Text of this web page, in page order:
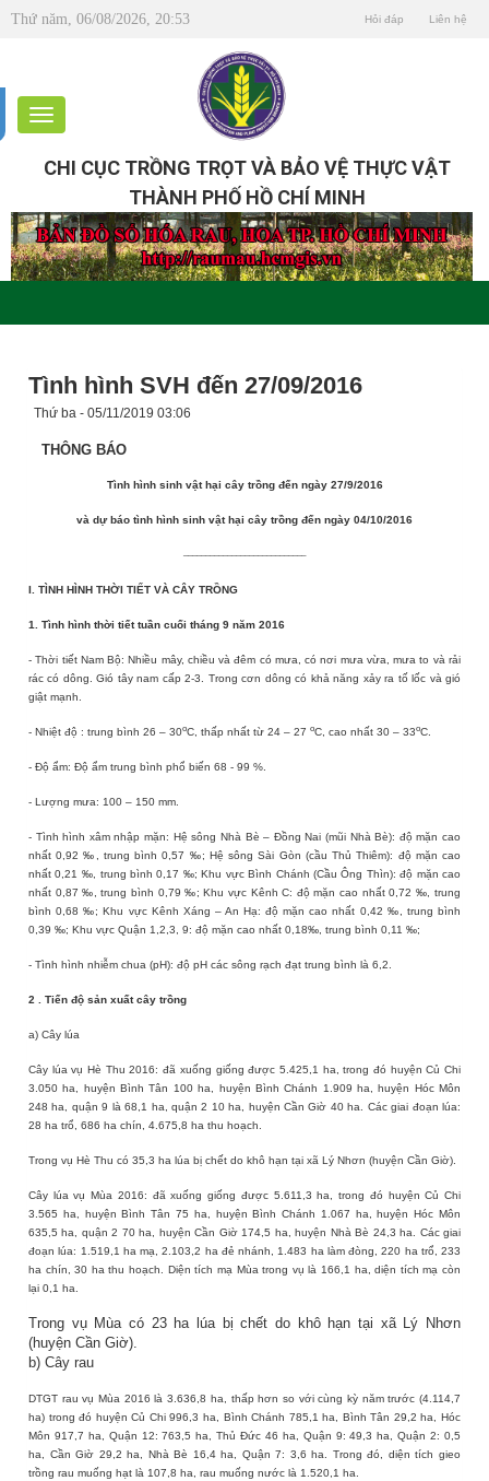
Thứ năm, 06/08/2026, 20:53 Hỏi đáp Liên hệ
CHI CỤC TRỒNG TRỌT VÀ BẢO VỆ THỰC VẬT
THÀNH PHỐ HỒ CHÍ MINH
Tình hình SVH đến 27/09/2016
Thứ ba - 05/11/2019 03:06
THÔNG BÁO
Tình hình sinh vật hại cây trồng đến ngày 27/9/2016
và dự báo tình hình sinh vật hại cây trồng đến ngày 04/10/2016
I. TÌNH HÌNH THỜI TIẾT VÀ CÂY TRỒNG
1. Tình hình thời tiết tuần cuối tháng 9 năm 2016
- Thời tiết Nam Bộ: Nhiều mây, chiều và đêm có mưa, có nơi mưa vừa, mưa to và rải
rác có dông. Gió tây nam cấp 2-3. Trong cơn dông có khả năng xảy ra tố lốc và gió
giật mạnh.
- Nhiệt độ : trung bình 26 – 30oC, thấp nhất từ 24 – 27 oC, cao nhất 30 – 33oC.
- Độ ẩm: Độ ẩm trung bình phổ biến 68 - 99 %
- Lượng mưa: 100 – 150 mm.
- Tình hình xâm nhập mặn: Hệ sông Nhà Bè – Đồng Nai (mũi Nhà Bè): độ mặn cao
nhất 0,92 ‰, trung bình 0,57 ‰; Hệ sông Sài Gòn (cầu Thủ Thiêm): độ mặn cao
nhất 0,21 ‰, trung bình 0,17 ‰; Khu vực Bình Chánh (Cầu Ông Thìn): độ mặn cao
nhất 0,87 ‰, trung bình 0,79 ‰; Khu vực Kênh C: độ mặn cao nhất 0,72 ‰, trung
bình 0,68 ‰; Khu vực Kênh Xáng – An Hạ: độ mặn cao nhất 0,42 ‰, trung bình
0,39 ‰; Khu vực Quận 1,2,3, 9: độ mặn cao nhất 0,18‰, trung bình 0,11 ‰;
- Tình hình nhiễm chua (pH): độ pH các sông rạch đạt trung bình là 6,2.
2 . Tiến độ sản xuấtcây trồng
a) Cây lúa
Cây lúa vụ Hè Thu 2016: đã xuống giống được 5.425,1 ha, trong đó huyện Củ Chi
3.050 ha, huyện Bình Tân 100 ha, huyện Bình Chánh 1.909 ha, huyện Hóc Môn
248 ha, quận 9 là 68,1 ha, quận 2 10 ha, huyện Cần Giờ 40 ha. Các giai đoạn lúa:
28 ha trổ, 686 ha chín, 4.675,8 ha thu hoạch.
Trong vụ Hè Thu có 35,3 ha lúa bị chết do khô hạn tại xã Lý Nhơn (huyện Cần Giờ).
Cây lúa vụ Mùa 2016: đã xuống giống được 5.611,3 ha, trong đó huyện Củ Chi
3.565 ha, huyện Bình Tân 75 ha, huyện Bình Chánh 1.067 ha, huyện Hóc Môn
635,5 ha, quận 2 70 ha, huyện Cần Giờ 174,5 ha, huyện Nhà Bè 24,3 ha. Các giai
đoạn lúa: 1.519,1 ha mạ, 2.103,2 ha đẻ nhánh, 1.483 ha làm đòng, 220 ha trổ, 233
ha chín, 30 ha thu hoạch. Diện tích mạ Mùa trong vụ là 166,1 ha, diện tích mạ còn
lại 0,1 ha.
Trong vụ Mùa có 23 ha lúa bị chết do khô hạn tại xã Lý Nhơn
(huyện Cần Giờ).
b) Cây rau
DTGT rau vụ Mùa 2016 là 3.636,8 ha, thấp hơn so với cùng kỳ năm trước (4.114,7
ha) trong đó huyện Củ Chi 996,3 ha, Bình Chánh 785,1 ha, Bình Tân 29,2 ha, Hóc
Môn 917,7 ha, Quận 12: 763,5 ha, Thủ Đức 46 ha, Quận 9: 49,3 ha, Quận 2: 0,5
ha, Cần Giờ 29,2 ha, Nhà Bè 16,4 ha, Quận 7: 3,6 ha. Trong đó, diện tích gieo
trồng rau muống hạt là 107,8 ha, rau muống nước là 1.520,1 ha.